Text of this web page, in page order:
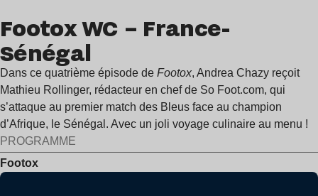
Footox WC – France-
Sénégal
Dans ce quatrième épisode de Footox, Andrea Chazy reçoit
Mathieu Rollinger, rédacteur en chef de So Foot.com, qui
s’attaque au premier match des Bleus face au champion
d’Afrique, le Sénégal. Avec un joli voyage culinaire au menu !
PROGRAMME
Footox